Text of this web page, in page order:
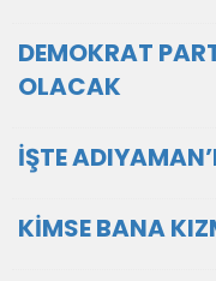
DEMOKRAT
OLACAK
İŞTE
KİMSE BANA